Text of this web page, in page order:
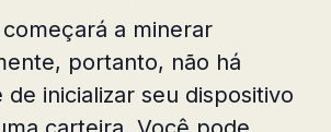
a minerar
portanto, não há
de inicializar seu dispositivo